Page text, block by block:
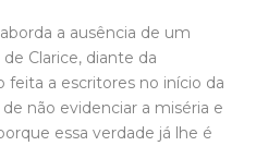
a ausência de um
Clarice, diante da
a escritores no início da
não evidenciar a miséria e
essa verdade já lhe é